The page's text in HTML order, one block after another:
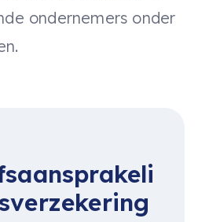
ondernemers onder